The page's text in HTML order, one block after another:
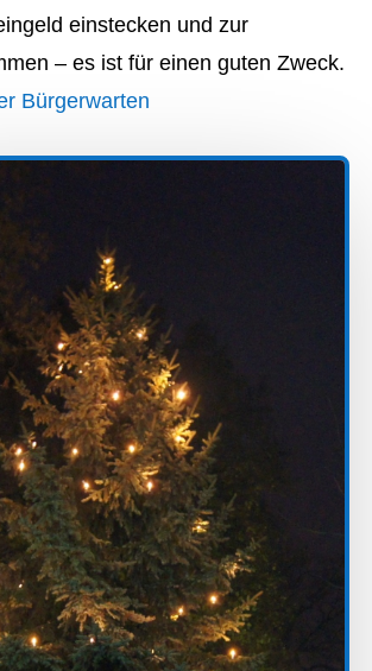
einstecken und zur
– es ist für einen guten Zweck.
Bürgerwarten